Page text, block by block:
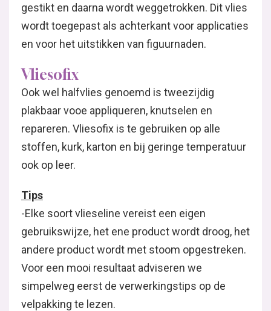
gestikt en daarna wordt weggetrokken. Dit vlies
wordt toegepast als achterkant voor applicaties
en voor het uitstikken van figuurnaden.
Vliesofix
Ook wel halfvlies genoemd is tweezijdig
plakbaar vooe appliqueren, knutselen en
repareren. Vliesofix is te gebruiken op alle
stoffen, kurk, karton en bij geringe temperatuur
ook op leer.
Tips
-Elke soort vlieseline vereist een eigen
gebruikswijze, het ene product wordt droog, het
andere product wordt met stoom opgestreken.
Voor een mooi resultaat adviseren we
simpelweg eerst de verwerkingstips op de
velpakking te lezen.